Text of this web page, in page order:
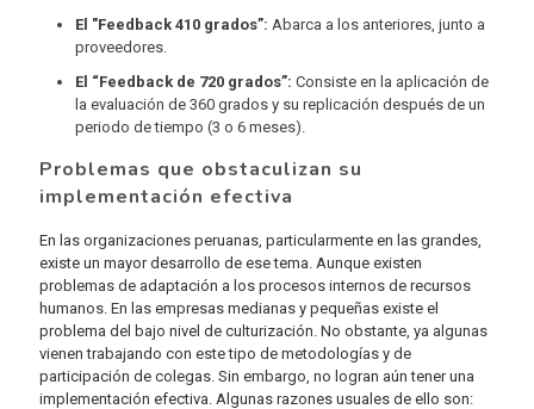
El "Feedback 410 grados”: Abarca a los anteriores, junto a
proveedores.
El “Feedback de 720 grados”: Consiste en la aplicación de
la evaluación de 360 grados y su replicación después de un
periodo de tiempo (3 o 6 meses).
Problemas que obstaculizan su
implementación efectiva
En las organizaciones peruanas, particularmente en las grandes,
existe un mayor desarrollo de ese tema. Aunque existen
problemas de adaptación a los procesos internos de recursos
humanos. En las empresas medianas y pequeñas existe el
problema del bajo nivel de culturización. No obstante, ya algunas
vienen trabajando con este tipo de metodologías y de
participación de colegas. Sin embargo, no logran aún tener una
implementación efectiva. Algunas razones usuales de ello son: